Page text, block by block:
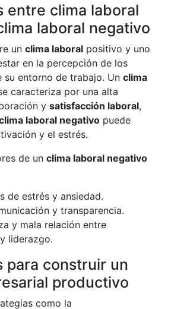
entre clima laboral
laboral negativo
unclima laboral positivo y uno
en la percepción de los
su entorno de trabajo. Unclima
caracteriza por una alta
ysatisfacción laboral,
laboral negativo puede
y el estrés.
de unclima laboral negativo
de estrés y ansiedad.
y transparencia.
y mala relación entre
liderazgo.
para construir un
productivo
como la